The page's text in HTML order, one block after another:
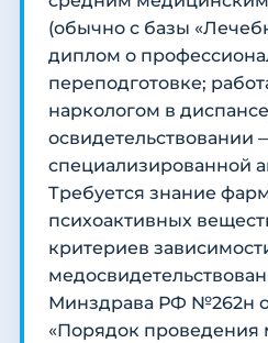
(обычно с базы
диплом о
переподготовке;
наркологом в
освидетельствовании
специализированной
Требуется знание
психоактивных
критериев
Минздрава РФ №262н
«Порядок проведения